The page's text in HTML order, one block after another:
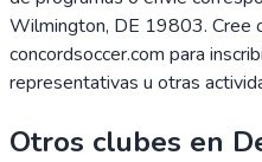
Wilmington, DE 19803. Cree
concordsoccer.com para
representativas u otras
Otros clubes en